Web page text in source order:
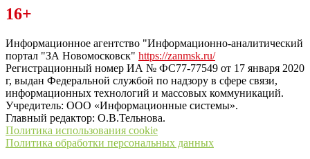
Читайте последние новости дня в Тульской области на сайте
“ЗаНовомосковск”
16+
Информационное агентство "Информационно-аналитический
портал "ЗА Новомосковск" https://zanmsk.ru/
Регистрационный номер ИА № ФС77-77549 от 17 января 2020
г, выдан Федеральной службой по надзору в сфере связи,
информационных технологий и массовых коммуникаций.
Учредитель: ООО «Информационные системы».
Главный редактор: О.В.Тельнова.
Политика использования cookie
Политика обработки персональных данных